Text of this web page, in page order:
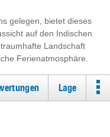
gelegen, bietet dieses
auf den Indischen
Landschaft
Ferienatmosphäre.
Lage